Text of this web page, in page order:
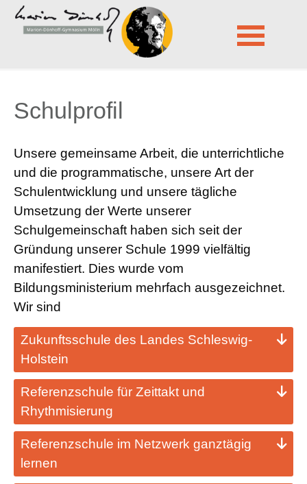
Marion-Dönhoff-Gymnasium Mölln
Schulprofil
Schulprofil
Unsere gemeinsame Arbeit, die unterrichtliche
und die programmatische, unsere Art der
Schulentwicklung und unsere tägliche
Umsetzung der Werte unserer
Schulgemeinschaft haben sich seit der
Gründung unserer Schule 1999 vielfältig
manifestiert. Dies wurde vom
Bildungsministerium mehrfach ausgezeichnet.
Wir sind
Zukunftsschule des Landes Schleswig-
Holstein
Referenzschule für Zeittakt und
Rhythmisierung
Referenzschule im Netzwerk ganztägig
lernen